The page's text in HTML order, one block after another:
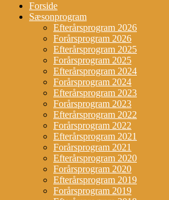
Forside
Sæsonprogram
Efterårsprogram 2026
Forårsprogram 2026
Efterårsprogram 2025
Forårsprogram 2025
Efterårsprogram 2024
Forårsprogram 2024
Efterårsprogram 2023
Forårsprogram 2023
Efterårsprogram 2022
Forårsprogram 2022
Efterårsprogram 2021
Forårsprogram 2021
Efterårsprogram 2020
Forårsprogram 2020
Efterårsprogram 2019
Forårsprogram 2019